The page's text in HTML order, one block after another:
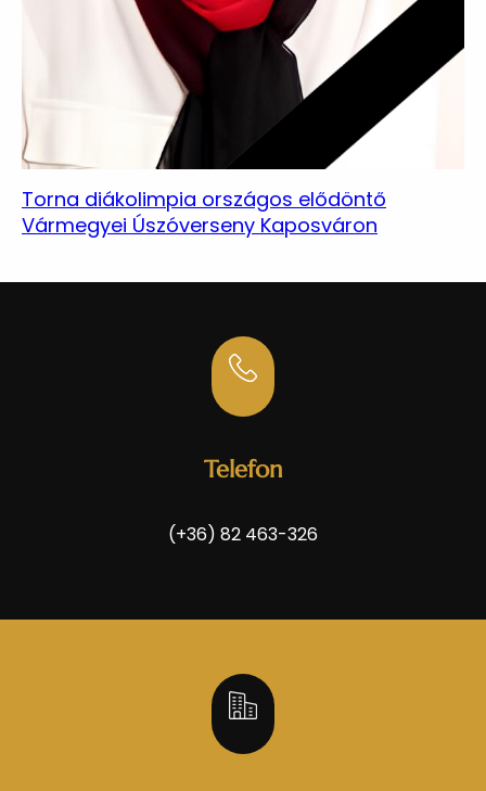
Torna diákolimpia országos elődöntő
Vármegyei Úszóverseny Kaposváron
Telefon
(+36) 82 463-326